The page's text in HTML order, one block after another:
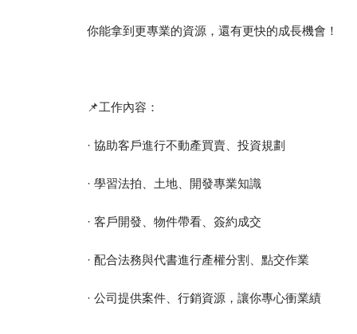
你能拿到更專業的資源，還有更快的成長機會！
📌工作內容：
· 協助客戶進行不動產買賣、投資規劃
· 學習法拍、土地、開發專業知識
· 客戶開發、物件帶看、簽約成交
· 配合法務與代書進行產權分割、點交作業
· 公司提供案件、行銷資源，讓你專心衝業績